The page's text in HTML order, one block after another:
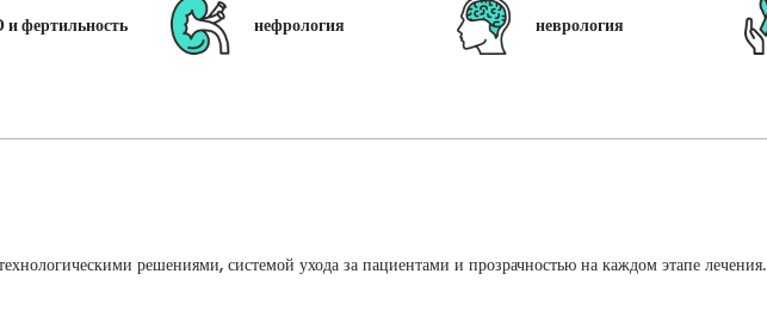
фертильность нефрология неврология
решениями, системой ухода за пациентами и прозрачностью на каждом этапе лечения.